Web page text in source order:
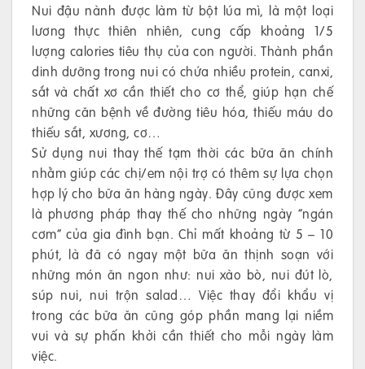
Nui đậu nành được làm từ bột lúa mì, là một loại
lương thực thiên nhiên, cung cấp khoảng 1/5
lượng calories tiêu thụ của con người. Thành phần
dinh dưỡng trong nui có chứa nhiều protein, canxi,
sắt và chất xơ cần thiết cho cơ thể, giúp hạn chế
những căn bệnh về đường tiêu hóa, thiếu máu do
thiếu sắt, xương, cơ…
Sử dụng nui thay thế tạm thời các bữa ăn chính
nhằm giúp các chị/em nội trợ có thêm sự lựa chọn
hợp lý cho bữa ăn hàng ngày. Đây cũng được xem
là phương pháp thay thế cho những ngày “ngán
cơm” của gia đình bạn. Chỉ mất khoảng từ 5 – 10
phút, là đã có ngay một bữa ăn thịnh soạn với
những món ăn ngon như: nui xào bò, nui đút lò,
súp nui, nui trộn salad… Việc thay đổi khẩu vị
trong các bữa ăn cũng góp phần mang lại niềm
vui và sự phấn khởi cần thiết cho mỗi ngày làm
việc.